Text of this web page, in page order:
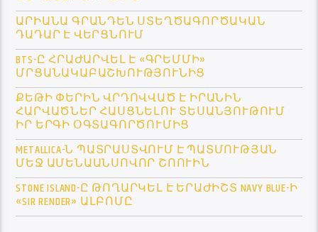
ԱՐԻԱՆԱ ԳՐԱՆԴԵՆ ՍՏԵՂԾԱԳՈՐԾԱԿԱՆ
ԴԱԴԱՐ Է ՎԵՐՑՆՈՒՄ
BTS-Ը ՀՐԱԺԱՐՎԵԼ Է «ԳՐԵՄՄԻ»
ՄՐՑԱՆԱԿԱԲԱՇԽՈՒԹՅՈՒՆԻՑ
ՔԵԹԻ ՓԵՐԻՆ ՎՐԴՈՎՎԱԾ Է ԻՐԱՆԻՆ
ՀԱՐՎԱԾՆԵՐ ՀԱՍՑՆԵԼՈՒ ՏԵՍԱՆՅՈՒԹՈՒՄ
ԻՐ ԵՐԳԻ ՕԳՏԱԳՈՐԾՈՒՄԻՑ
METALLICA-Ն ՊԱՏՐԱՍՏՎՈՒՄ Է ՊԱՏՄՈՒԹՅԱՆ
ՄԵՋ ԱՄԵՆԱԱՆՍՈՎՈՐ ՇՈՈՒԻՆ
STONE ISLAND-Ը ԹՈՂԱՐԿԵԼ Է ԵՐԱԺԻՇՏ NAVY BLUE-Ի
«SIR RENDER» ԱԼԲՈՄԸ